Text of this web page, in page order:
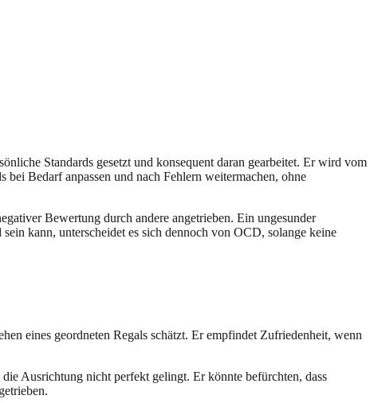
Standards gesetzt und konsequent daran gearbeitet. Er wird vom
Bedarf anpassen und nach Fehlern weitermachen, ohne
Bewertung durch andere angetrieben. Ein ungesunder
kann, unterscheidet es sich dennoch von OCD, solange keine
eines geordneten Regals schätzt. Er empfindet Zufriedenheit, wenn
Ausrichtung nicht perfekt gelingt. Er könnte befürchten, dass